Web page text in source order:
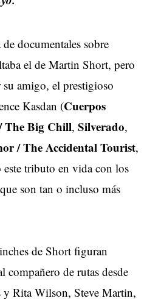
documentales sobre
el de Martin Short, pero
su amigo, el prestigioso
Kasdan (Cuerpos
The Big Chill, Silverado,
/ The Accidental Tourist,
tributo en vida con los
son tan o incluso más
de Short figuran
de rutas desde
Rita Wilson, Steve Martin,